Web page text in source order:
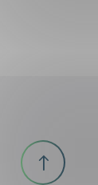
Til
toppen